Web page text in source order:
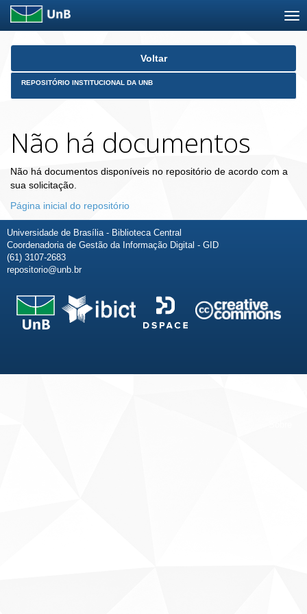
Skip
Voltar
REPOSITÓRIO INSTITUCIONAL DA UNB
Não há documentos
Não há documentos disponíveis no repositório de acordo com a
sua solicitação.
Página inicial do repositório
Universidade de Brasília - Biblioteca Central
Coordenadoria de Gestão da Informação Digital - GID
(61) 3107-2683
repositorio@unb.br